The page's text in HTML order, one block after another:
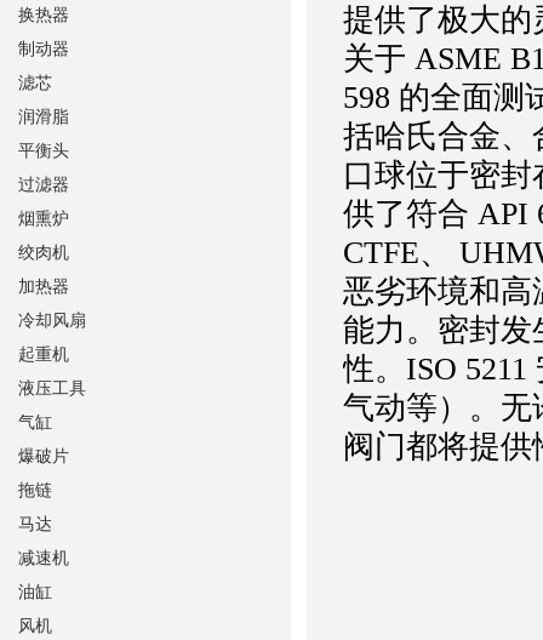
提供了极大的
关于 ASME
598 的全面测
括哈氏合金、
口球位于密
供了符合 API
CTFE、
恶劣环境和高
能力。密封发
性。ISO
气动等）。无
阀门都将提
换热器
制动器
滤芯
润滑脂
平衡头
过滤器
烟熏炉
绞肉机
加热器
冷却风扇
起重机
液压工具
气缸
爆破片
拖链
马达
减速机
油缸
风机